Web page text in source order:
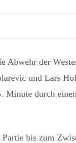
Abwehr der
und Lars
Minute durch
bis zum